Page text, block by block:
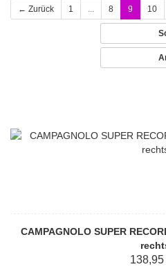
← Zurück 1 ... 8 9 10
CAMPAGNOLO SUPER
138,95